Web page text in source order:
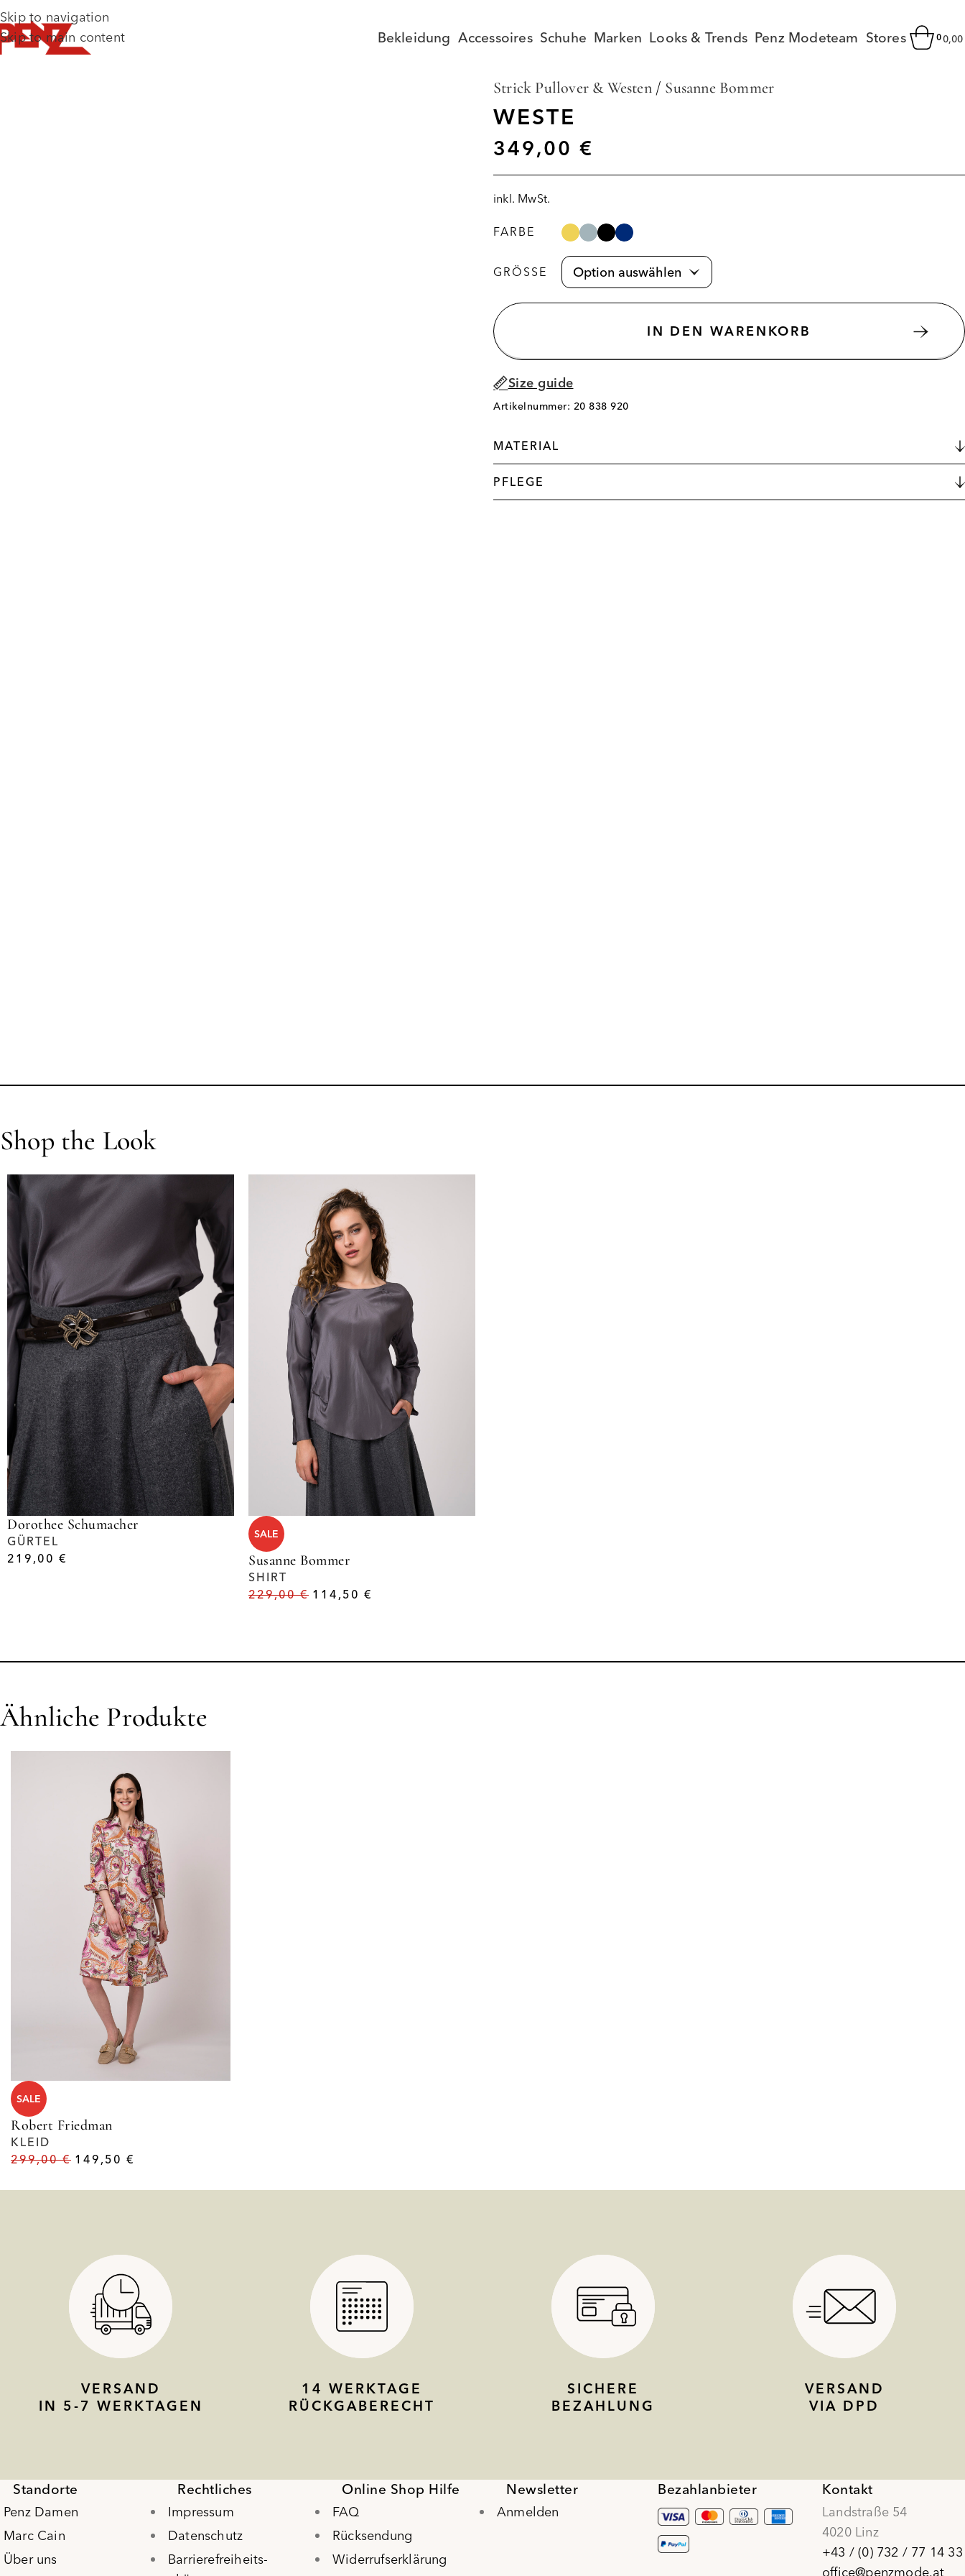
Skip to navigation
Skip to main content
Bekleidung Accessoires Schuhe Marken Looks & Trends Penz Modeteam Stores 0
Strick Pullover & Westen/ Susanne Bommer
WESTE
349,00 €
inkl. MwSt.
FARBE
GRÖSSE
IN DEN WARENKORB
Size guide
Artikelnummer: 20 838 920
MATERIAL
PFLEGE
Shop the Look
Dorothee Schumacher
GÜRTEL
219,00 €
SALE
Susanne Bommer
SHIRT
229,00€ 114,50€
Ähnliche Produkte
SALE
Robert Friedman
KLEID
299,00€ 149,50€
VERSAND
IN 5-7 WERKTAGEN
14 WERKTAGE
RÜCKGABERECHT
SICHERE
BEZAHLUNG
VERSAND
VIA DPD
Standorte
Penz Damen
Marc Cain
Über uns
Rechtliches
Impressum
Datenschutz
Barrierefreiheits-
Online Shop Hilfe
FAQ
Rücksendung
Widerrufserklärung
Newsletter
Anmelden
Bezahlanbieter Kontakt
Landstraße 54
4020 Linz
+43 / (0) 732 / 77 14 33
office@penzmode.at